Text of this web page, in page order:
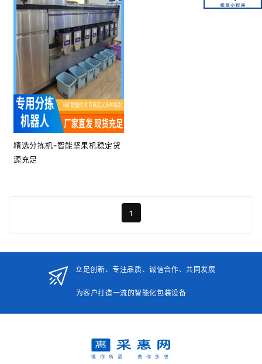
精选分拣机-智能坚果机稳定货
源充足
1
立足创新、专注品质、诚信合作、共同发展
为客户打造一流的智能化包装设备